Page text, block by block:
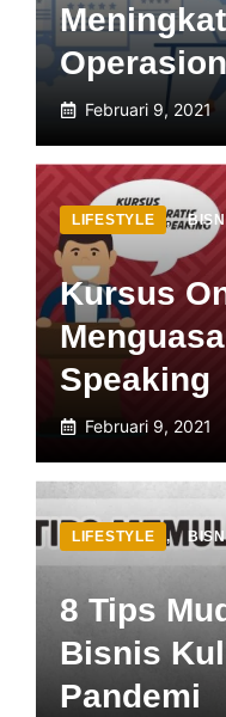
Februari 9, 2021
LIFESTYLE ,
Kursus
Speaking
Februari 9, 2021
LIFESTYLE ,
8 Tips
Bisnis
Pandemi